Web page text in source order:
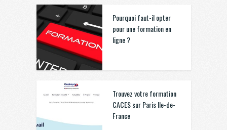
Pourquoi faut-il opter
pour une formation en
ligne ?
Trouvez votre formation
CACES sur Paris Ile-de-
France